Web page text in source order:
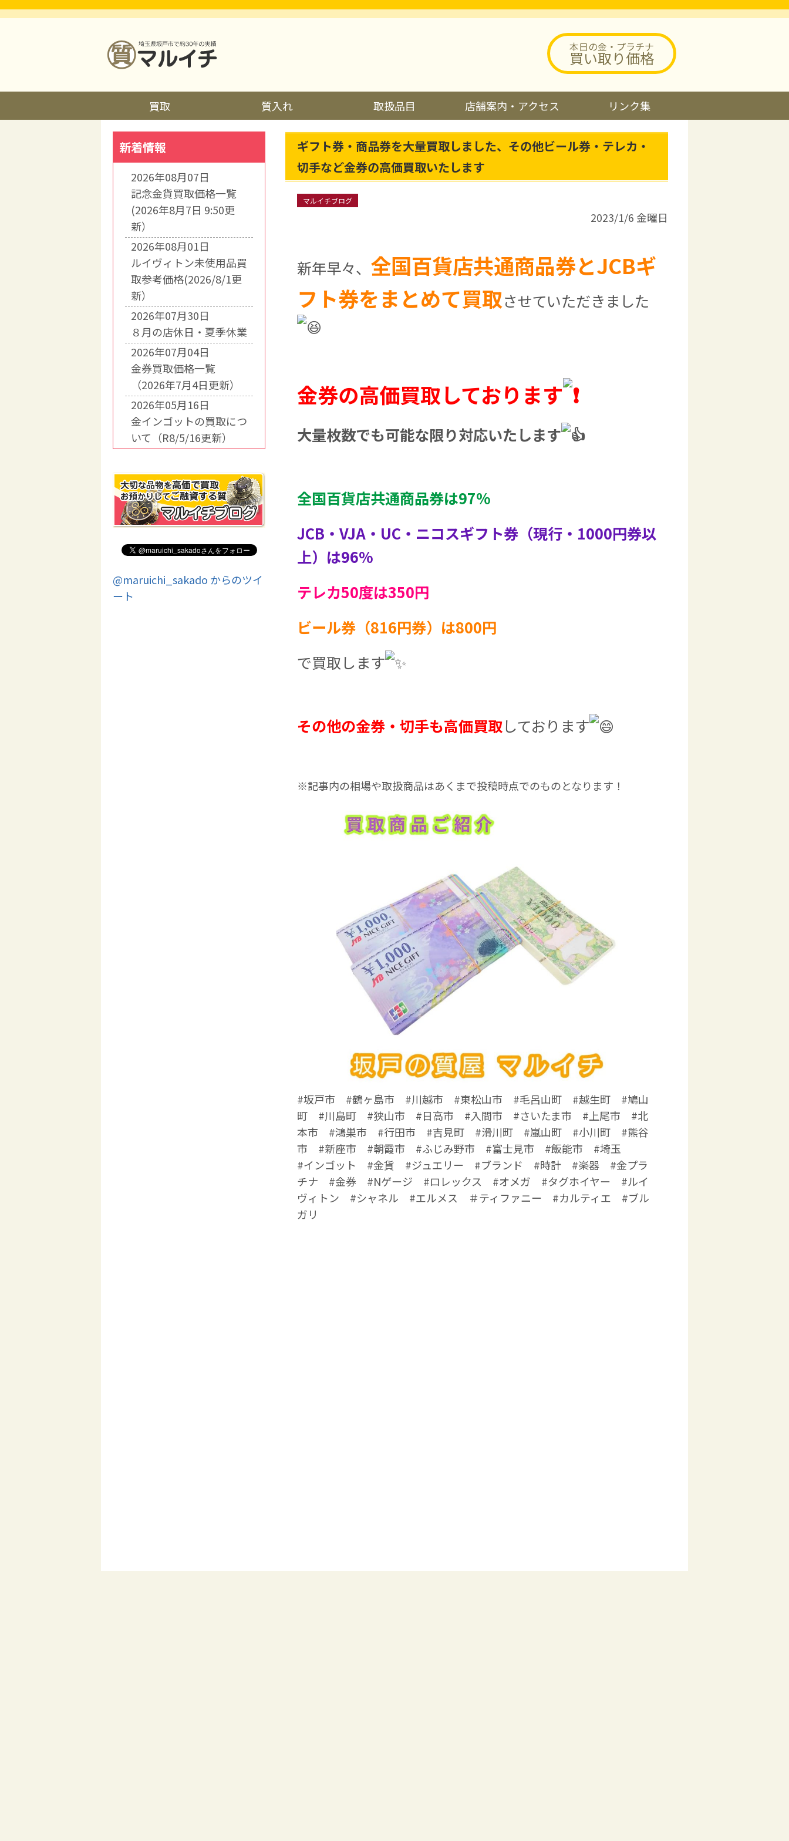
本日の金・プラチナ
買い取り価格
買取 質入れ 取扱品目 店舗案内・アクセス リンク集
ギフト券・商品券を大量買取しました、その他ビール券・テレカ・
切手など金券の高価買取いたします
マルイチブログ
2023/1/6 金曜日
新年早々、 全国百貨店共通商品券とJCBギ
フト券をまとめて買取させていただきました
金券の高価買取しております
大量枚数でも可能な限り対応いたします
全国百貨店共通商品券は97%
JCB・VJA・UC・ニコスギフト券（現行・1000円券以
上）は96%
テレカ50度は350円
ビール券（816円券）は800円
で買取します
その他の金券・切手も高価買取しております
※記事内の相場や取扱商品はあくまで投稿時点でのものとなります！
#坂戸市 #鶴ヶ島市 #川越市 #東松山市 #毛呂山町 #越生町 #鳩山
町 #川島町 #狭山市 #日高市 #入間市 #さいたま市 #上尾市 #北
本市 #鴻巣市 #行田市 #吉見町 #滑川町 #嵐山町 #小川町 #熊谷
市 #新座市 #朝霞市 #ふじみ野市 #富士見市 #飯能市 #埼玉
#インゴット #金貨 #ジュエリー #ブランド #時計 #楽器 #金プラ
チナ #金券 #Nゲージ #ロレックス #オメガ #タグホイヤー #ルイ
ヴィトン #シャネル #エルメス ＃ティファニー #カルティエ #ブル
ガリ
新着情報
2026年08月07日
記念金貨買取価格一覧
(2026年8月7日 9:50更
新）
2026年08月01日
ルイヴィトン未使用品買
取参考価格(2026/8/1更
新）
2026年07月30日
８月の店休日・夏季休業
2026年07月04日
金券買取価格一覧
（2026年7月4日更新）
2026年05月16日
金インゴットの買取につ
いて（R8/5/16更新）
@maruichi_sakado からのツイ
ート